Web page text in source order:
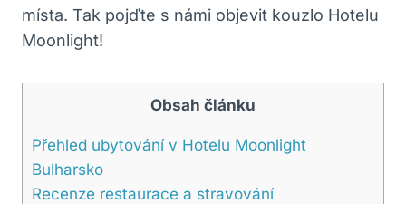
místa. Tak pojďte s námi objevit kouzlo Hotelu
Moonlight!
Obsah článku
Přehled ubytování v Hotelu Moonlight
Bulharsko
Recenze restaurace a stravování